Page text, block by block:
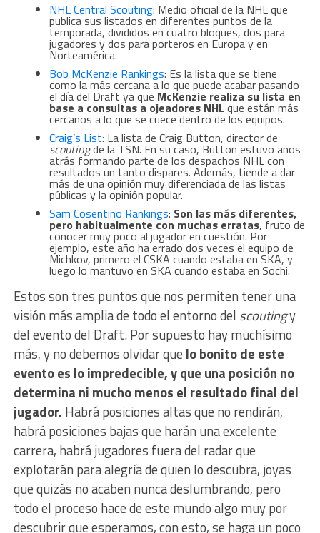
NHL Central Scouting: Medio oficial de la NHL que
publica sus listados en diferentes puntos de la
temporada, divididos en cuatro bloques, dos para
jugadores y dos para porteros en Europa y en
Norteamérica.
Bob McKenzie Rankings: Es la lista que se tiene
como la más cercana a lo que puede acabar pasando
el día del Draft ya que McKenzie realiza su lista en
base a consultas a ojeadores NHL que están más
cercanos a lo que se cuece dentro de los equipos.
Craig’s List: La lista de Craig Button, director de
scoutingde la TSN. En su caso, Button estuvo años
atrás formando parte de los despachos NHL con
resultados un tanto dispares. Además, tiende a dar
más de una opinión muy diferenciada de las listas
públicas y la opinión popular.
Sam Cosentino Rankings: Son las más diferentes,
pero habitualmente con muchas erratas, fruto de
conocer muy poco al jugador en cuestión. Por
ejemplo, este año ha errado dos veces el equipo de
Michkov, primero el CSKA cuando estaba en SKA, y
luego lo mantuvo en SKA cuando estaba en Sochi.
Estos son tres puntos que nos permiten tener una
visión más amplia de todo el entorno del scoutingy
del evento del Draft. Por supuesto hay muchísimo
más, y no debemos olvidar que lo bonito de este
evento es lo impredecible, y que una posición no
determina ni mucho menos el resultado final del
jugador. Habrá posiciones altas que no rendirán,
habrá posiciones bajas que harán una excelente
carrera, habrá jugadores fuera del radar que
explotarán para alegría de quien lo descubra, joyas
que quizás no acaben nunca deslumbrando, pero
todo el proceso hace de este mundo algo muy por
descubrir que esperamos, con esto, se haga un poco